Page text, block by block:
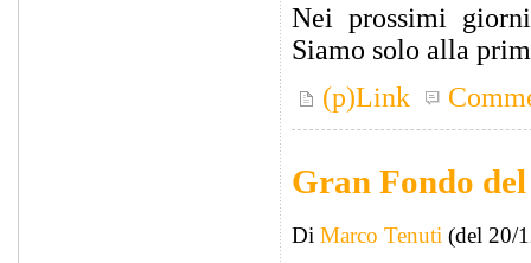
Nei prossimi
Siamo solo alla
(p)Link
Gran Fondo
Di Marco Tenuti (del 20/